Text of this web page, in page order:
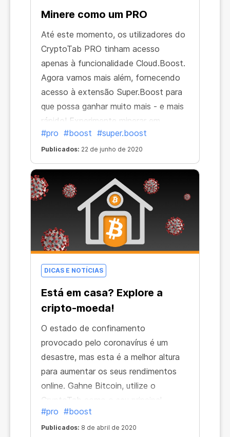
Minere como um PRO
Até este momento, os utilizadores do
CryptoTab PRO tinham acesso
apenas à funcionalidade Cloud.Boost.
Agora vamos mais além, fornecendo
acesso à extensão Super.Boost para
que possa ganhar muito mais - e mais
rápido! Experimente minerar em
velocidade frenética, utilizando a
funcionalidade Super.Boost disponível
apenas na versão PRO.
#pro #boost #super.boost
Publicados: 22 de junho de 2020
DICAS E NOTÍCIAS
Está em casa? Explore a
cripto-moeda!
O estado de confinamento
provocado pelo coronavírus é um
desastre, mas esta é a melhor altura
para aumentar os seus rendimentos
online. Gahne Bitcoin, utilize o
CryptoTab como o seu principal
navegador enquanto está em casa,
sem poder sair, com o seu computador
#pro #boost
Publicados: 8 de abril de 2020